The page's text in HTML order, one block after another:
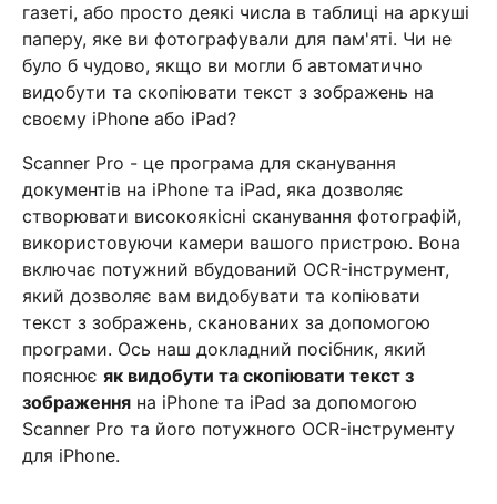
газеті, або просто деякі числа в таблиці на аркуші
паперу, яке ви фотографували для пам'яті. Чи не
було б чудово, якщо ви могли б автоматично
видобути та скопіювати текст з зображень на
своєму iPhone або iPad?
Scanner Pro - це програма для сканування
документів на iPhone та iPad, яка дозволяє
створювати високоякісні сканування фотографій,
використовуючи камери вашого пристрою. Вона
включає потужний вбудований OCR-інструмент,
який дозволяє вам видобувати та копіювати
текст з зображень, сканованих за допомогою
програми. Ось наш докладний посібник, який
пояснює як видобути та скопіювати текст з
зображення на iPhone та iPad за допомогою
Scanner Pro та його потужного OCR-інструменту
для iPhone.